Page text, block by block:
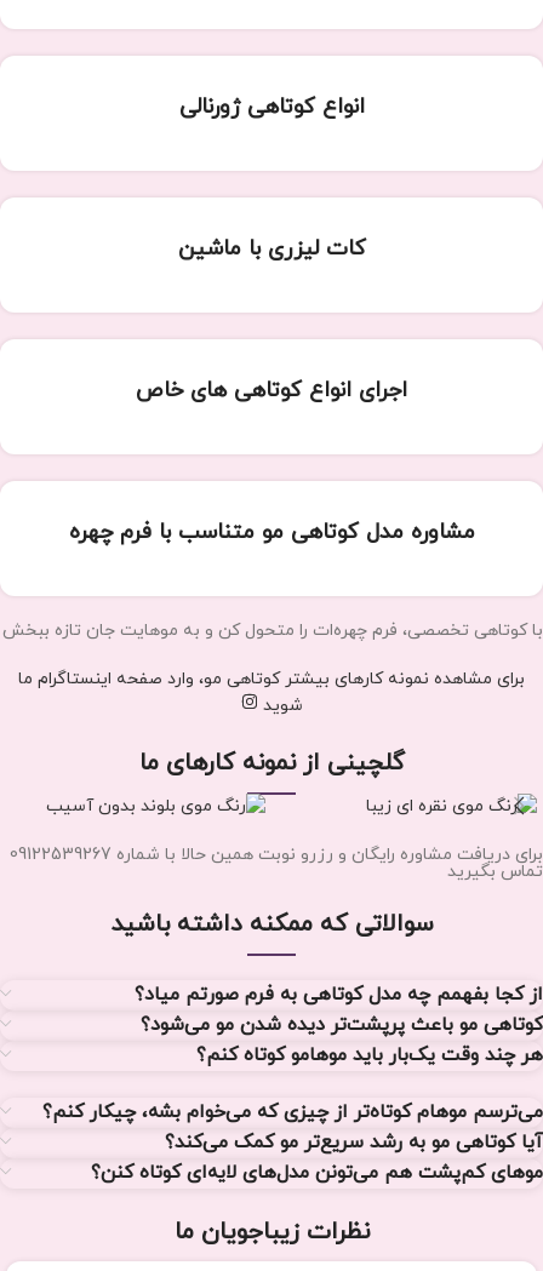
انواع کوتاهی ژورنالی
کات لیزری با ماشین
اجرای انواع کوتاهی های خاص
مشاوره مدل کوتاهی مو متناسب با فرم چهره
با کوتاهی تخصصی، فرم چهره‌ات را متحول کن و به موهایت جان تازه ببخش
برای مشاهده نمونه کارهای بیشتر کوتاهی مو، وارد صفحه اینستاگرام ما
شوید
گلچینی از نمونه کارهای ما
برای دریافت مشاوره رایگان و رزرو نوبت همین حالا با شماره 09122539267
تماس بگیرید
سوالاتی که ممکنه داشته باشید